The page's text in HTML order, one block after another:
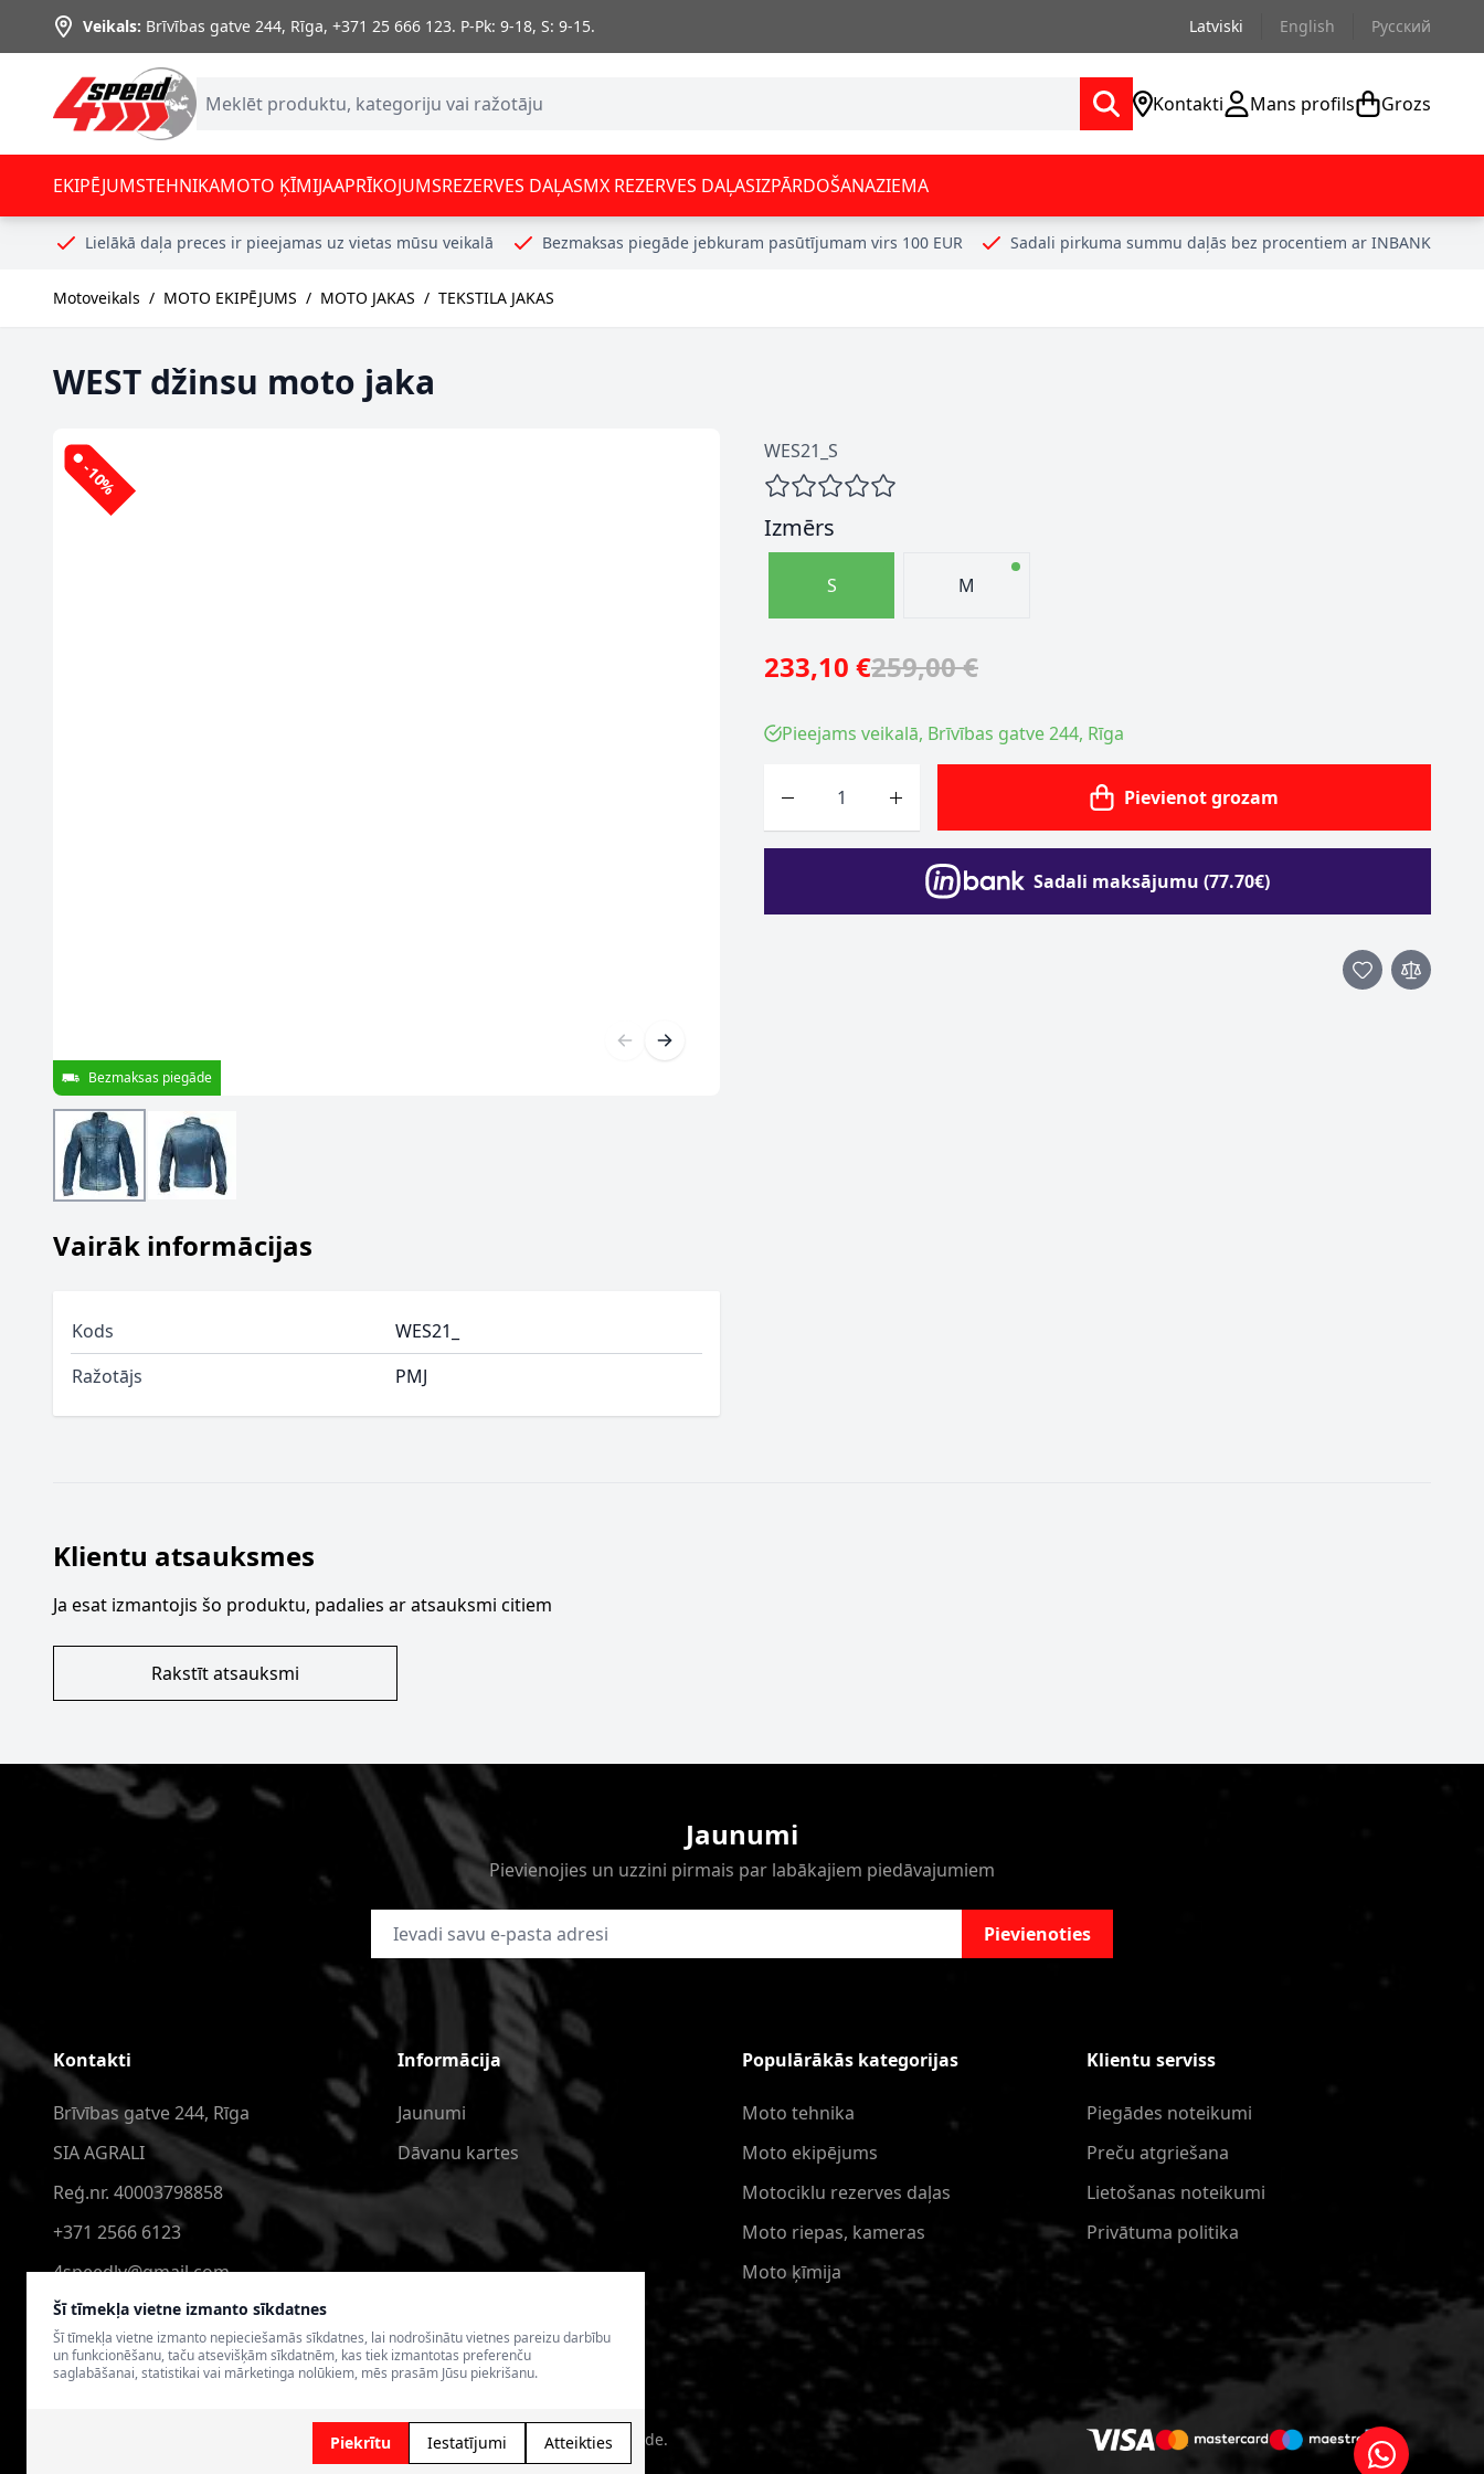
Šī tīmekļa vietne izmanto sīkdatnes
Šī tīmekļa vietne izmanto nepieciešamās sīkdatnes, lai nodrošinātu vietnes pareizu darbību
un funkcionēšanu, taču atsevišķām sīkdatnēm, kas tiek izmantotas preferenču
saglabāšanai, statistikai vai mārketinga nolūkiem, mēs prasām Jūsu piekrišanu.
Piekrītu Iestatījumi Atteikties
Skip to Content
Veikals: Brīvības gatve 244, Rīga, +371 25 666 123. P-Pk: 9-18, S: 9-15. Latviski English Русский
Kontakti Mans profils Grozs
EKIPĒJUMSTEHNIKAMOTO ĶĪMIJAAPRĪKOJUMSREZERVES DAĻASMX REZERVES DAĻASIZPĀRDOŠANAZIEMA
Lielākā daļa preces ir pieejamas uz vietas mūsu veikalā Bezmaksas piegāde jebkuram pasūtījumam virs 100 EUR Sadali pirkuma summu daļās bez procentiem ar INBANK
Motoveikals / MOTO EKIPĒJUMS / MOTO JAKAS / TEKSTILA JAKAS
WEST džinsu moto jaka
WES21_S
-10%
Bezmaksas piegāde
Izmērs
S M
233,10 €259,00 €
Pieejams veikalā, Brīvības gatve 244, Rīga
Pievienot grozam
Sadali maksājumu (77.70€)
Vairāk informācijas
Kods
WES21_
Ražotājs
PMJ
Klientu atsauksmes
Ja esat izmantojis šo produktu, padalies ar atsauksmi citiem
Rakstīt atsauksmi
Jaunumi
Pievienojies un uzzini pirmais par labākajiem piedāvajumiem
E-pasta adrese Pievienoties
Kontakti
Brīvības gatve 244, Rīga
SIA AGRALI
Reģ.nr. 40003798858
+371 2566 6123
4speedlv@gmail.com
Informācija
Jaunumi
Dāvanu kartes
Populārākās kategorijas
Moto tehnika
Moto ekipējums
Motociklu rezerves daļas
Moto riepas, kameras
Moto ķīmija
Klientu serviss
Piegādes noteikumi
Preču atgriešana
Lietošanas noteikumi
Privātuma politika
© 2026 4SPEED.LV. Visas tiesības aizsargātas. Interneta veikala izveide - Magecode.